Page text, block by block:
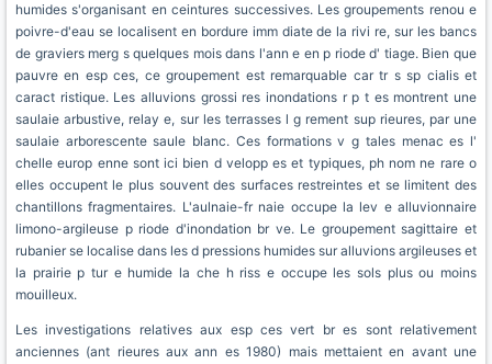
humides s'organisant en ceintures successives. Les groupements renou e
poivre-d'eau se localisent en bordure imm diate de la rivi re, sur les bancs
de graviers merg s quelques mois dans l'ann e en p riode d' tiage. Bien que
pauvre en esp ces, ce groupement est remarquable car tr s sp cialis et
caract ristique. Les alluvions grossi res inondations r p t es montrent une
saulaie arbustive, relay e, sur les terrasses l g rement sup rieures, par une
saulaie arborescente saule blanc. Ces formations v g tales menac es l'
chelle europ enne sont ici bien d velopp es et typiques, ph nom ne rare o
elles occupent le plus souvent des surfaces restreintes et se limitent des
chantillons fragmentaires. L'aulnaie-fr naie occupe la lev e alluvionnaire
limono-argileuse p riode d'inondation br ve. Le groupement sagittaire et
rubanier se localise dans les d pressions humides sur alluvions argileuses et
la prairie p tur e humide la che h riss e occupe les sols plus ou moins
mouilleux.
Les investigations relatives aux esp ces vert br es sont relativement
anciennes (ant rieures aux ann es 1980) mais mettaient en avant une